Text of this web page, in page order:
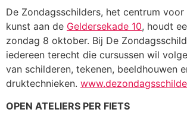
De Zondagsschilders, het centrum voor
kunst aan de Geldersekade 10, houdt
zondag 8 oktober. Bij De
iedereen terecht die cursussen wil
van schilderen, tekenen, beeldhouwen
druktechnieken.
OPEN ATELIERS PER FIETS